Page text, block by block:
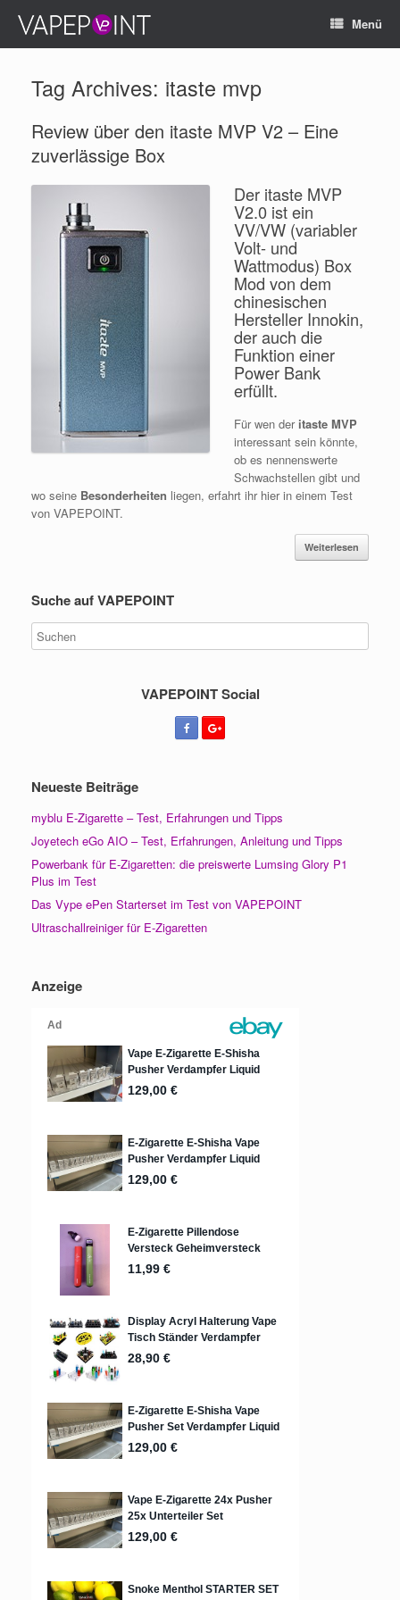
Menü
Tag Archives: itaste mvp
Review über den itaste MVP V2 – Eine
zuverlässige Box
Der itaste MVP
V2.0 ist ein
VV/VW (variabler
Volt- und
Wattmodus) Box
Mod von dem
chinesischen
Hersteller Innokin,
der auch die
Funktion einer
Power Bank
erfüllt.
Für wen der itaste MVP
interessant sein könnte,
ob es nennenswerte
Schwachstellen gibt und
wo seine Besonderheiten liegen, erfahrt ihr hier in einem Test
von VAPEPOINT.
Weiterlesen
Suche auf VAPEPOINT
VAPEPOINT Social
Neueste Beiträge
myblu E-Zigarette – Test, Erfahrungen und Tipps
Joyetech eGo AIO – Test, Erfahrungen, Anleitung und Tipps
Powerbank für E-Zigaretten: die preiswerte Lumsing Glory P1
Plus im Test
Das Vype ePen Starterset im Test von VAPEPOINT
Ultraschallreiniger für E-Zigaretten
Anzeige